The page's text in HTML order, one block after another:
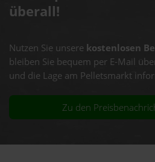
überall!
Nutzen Sie unsere kostenlosen
bleiben Sie bequem per E-Mail
und die Lage am Pelletsmarkt
Zu den